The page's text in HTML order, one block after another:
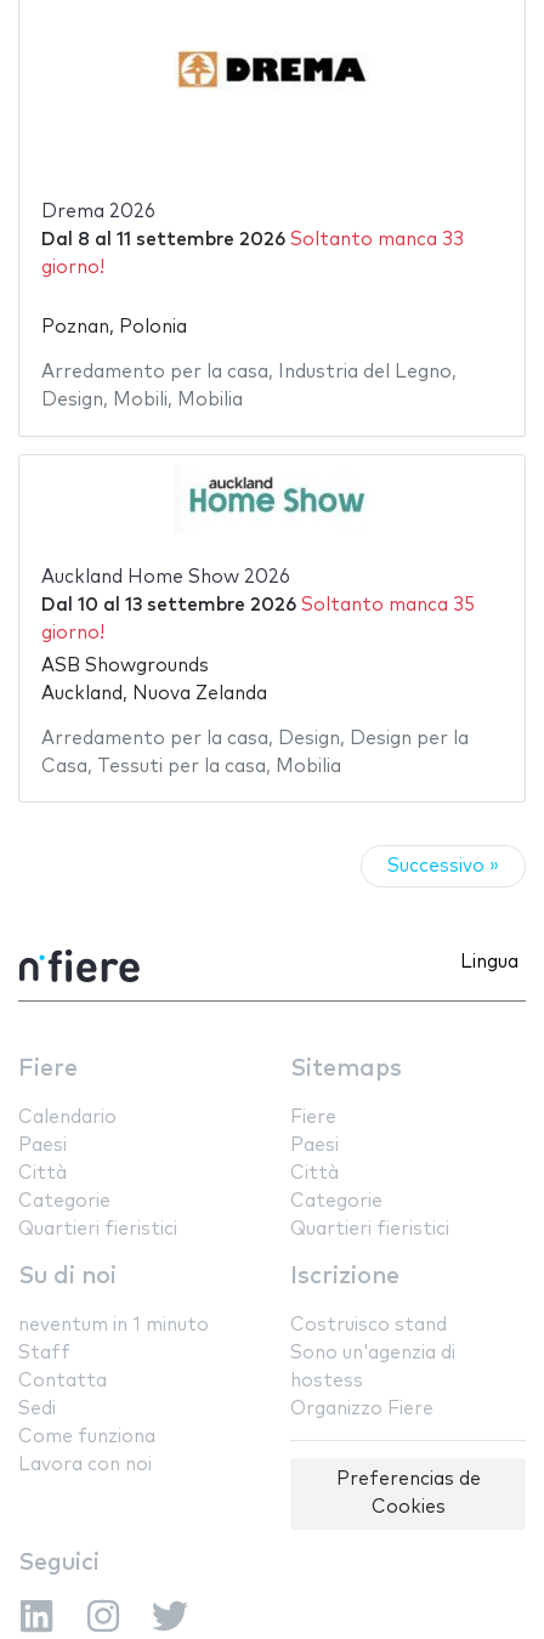
Drema 2026
Dal 8 al 11 settembre 2026 Soltanto manca 33
giorno!
Poznan, Polonia
Arredamento per la casa, Industria del Legno,
Design, Mobili, Mobilia
Auckland Home Show 2026
Dal 10 al 13 settembre 2026 Soltanto manca 35
giorno!
ASB Showgrounds
Auckland, Nuova Zelanda
Arredamento per la casa, Design,
Design per la
Casa, Tessuti per la casa, Mobilia
Successivo »
Lingua
Fiere
Calendario
Paesi
Città
Categorie
Quartieri fieristici
Sitemaps
Fiere
Paesi
Città
Categorie
Quartieri fieristici
Su di noi
neventum in 1 minuto
Staff
Contatta
Sedi
Come funziona
Lavora con noi
Iscrizione
Costruisco stand
Sono un'agenzia di
hostess
Organizzo Fiere
Preferencias de
Cookies
Seguici